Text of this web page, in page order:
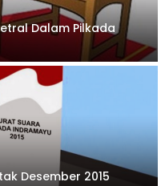
Dalam Pilkada
Desember 2015